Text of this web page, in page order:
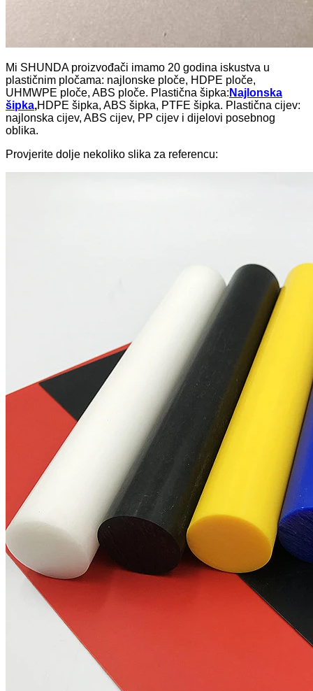
Mi SHUNDA proizvođači imamo 20 godina iskustva u
plastičnim pločama: najlonske ploče, HDPE ploče,
UHMWPE ploče, ABS ploče. Plastična šipka: Najlonska
šipka,HDPE šipka, ABS šipka, PTFE šipka. Plastična cijev:
najlonska cijev, ABS cijev, PP cijev i dijelovi posebnog
oblika.
Provjerite dolje nekoliko slika za referencu: